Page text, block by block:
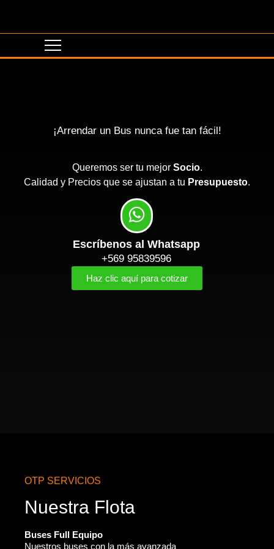
¡Arrendar un Bus nunca fue tan fácil!
Queremos ser tu mejor Socio.
Calidad y Precios que se ajustan a tu Presupuesto.
Escríbenos al Whatsapp
+569 95839596
Haz clic aquí para cotizar
OTP SERVICIOS
Nuestra Flota
Buses Full Equipo
Nuestros buses con la más avanzada